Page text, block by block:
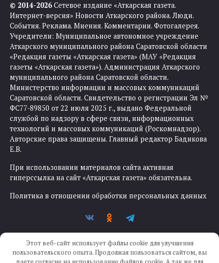
© 2014-2026Сетевое издание «Аткарская газета.
Интернет-версия» Новости Аткарского района. Люди.
События. Реклама. Мнения. Комментарии. Фотогалерея.
Учредители: Муниципальное автономное учреждение
Аткарского муниципального района Саратовской области
«Редакция газеты «Аткарская газета» (МАУ «Редакция
газеты «Аткарская газета»). Администрация Аткарского
муниципального района Саратовской области.
Министерство информации и массовых коммуникаций
Саратовской области. Свидетельство о регистрации Эл №
ФС77-89850 от 22 июля 2025 г., выдано Федеральной
службой по надзору в сфере связи, информационных
технологий и массовых коммуникаций (Роскомнадзор).
Авторские права защищены. Главный редактор Бадикова
Е.В.
При использовании материалов сайта активная
гиперссылка на сайт «Аткарская газета» обязательна.
Политика в отношении обработки персональных данных
Этот веб-сайт использует файлы cookie для улучшения
пользовательского опыта. Продолжая пользоваться сайтом, вы